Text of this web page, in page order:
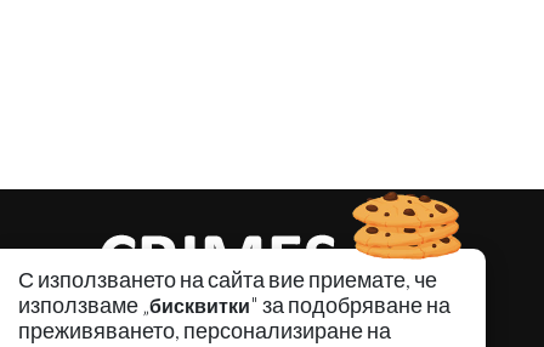
С използването на сайта вие приемате, че
използваме „бисквитки" за подобряване на
преживяването, персонализиране на